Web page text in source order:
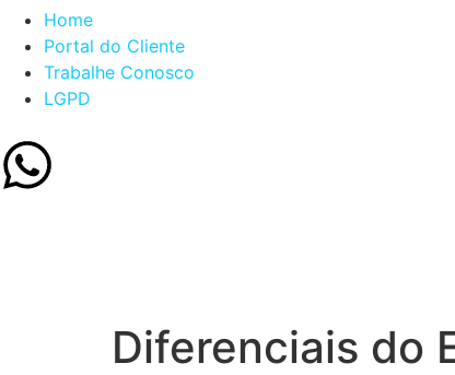
Home
Portal do Cliente
Trabalhe Conosco
LGPD
Diferenciais do